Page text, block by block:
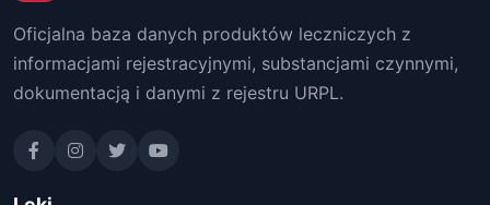
Oficjalna baza danych produktów leczniczych z
informacjami rejestracyjnymi, substancjami czynnymi,
dokumentacją i danymi z rejestru URPL.